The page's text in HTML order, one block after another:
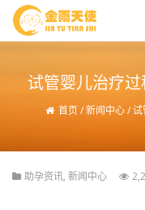
试管婴儿治疗过
首页/新闻中心/试
助孕资讯, 新闻中心